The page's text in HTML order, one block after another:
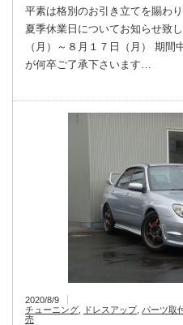
平素は格別のお引き立てを賜わ
夏季休業日についてお知らせ致
（月）～８月１７日（月） 期
が何卒ご了承下さいます…
2020/8/9
チューニング
ドレスアップ, パーツ取
売